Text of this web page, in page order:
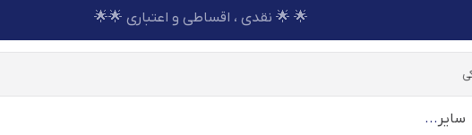
🌟 🌟 نقدی ، اقساطی و اعتباری 🌟🌟
سایر ...